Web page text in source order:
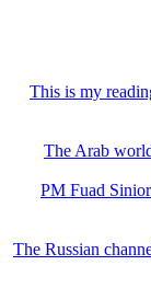
This is my
The Arab
PM Fuad
The Russian